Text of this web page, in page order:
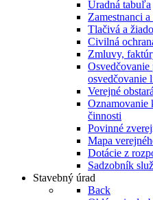
Úradná tabuľa
Zamestnanci
Tlačivá a
Civilná
Zmluvy,
Osvedčovanie
osvedčovanie
Verejné
Oznamovanie
činnosti
Povinné
Mapa
Dotácie z
Sadzobník
Stavebný úrad
Back